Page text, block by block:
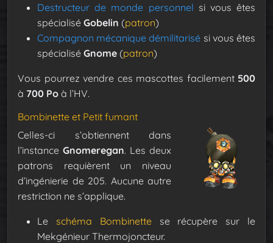
Destructeur de monde personnel si vous êtes
spécialisé Gobelin (patron)
Compagnon mécanique démilitarisé si vous êtes
spécialisé Gnome (patron)
Vous pourrez vendre ces mascottes facilement 500
à 700 Po à l’HV.
Bombinette et Petit fumant
Celles-ci s’obtiennent dans
l’instance Gnomeregan. Les deux
patrons requièrent un niveau
d’ingénierie de 205. Aucune autre
restriction ne s’applique.
Le schéma Bombinettese récupère sur le
Mekgénieur Thermojoncteur.